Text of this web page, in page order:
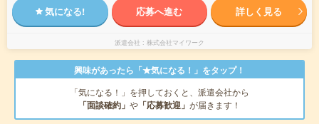
気になる! 応募へ進む 詳しく見る
派遣会社 株式会社マイワーク
興味があったら「★気になる！」をタップ！
「気になる！」を押しておくと、派遣会社から
「面談確約」 や 「応募歓迎」 が届きます！